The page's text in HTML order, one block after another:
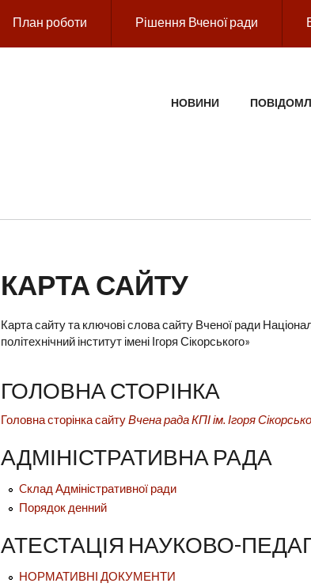
План роботи Рішення Вченої ради
ГОЛОВНЕ МЕНЮНОВИНИ
КАРТА САЙТУ
Карта сайту та ключові слова сайту Вченої ради
політехнічний інститут імені Ігоря Сікорського»
ГОЛОВНА СТОРІНКА
Головна сторінка сайтуВчена рада КПІ ім. Ігоря
АДМІНІСТРАТИВНА РАДА
Cклад Адміністративної ради
Порядок денний
АТЕСТАЦІЯ НАУКОВО-
НОРМАТИВНІ ДОКУМЕНТИ